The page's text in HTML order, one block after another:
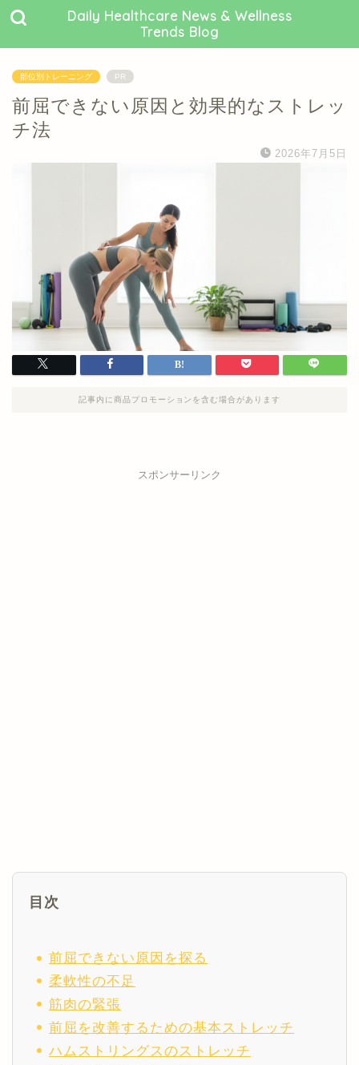
Daily Healthcare News & Wellness
Trends Blog
部位別トレーニング PR
前屈できない原因と効果的なストレッ
チ法
2026年7月5日
記事内に商品プロモーションを含む場合があります
スポンサーリンク
目次
前屈できない原因を探る
柔軟性の不足
筋肉の緊張
前屈を改善するための基本ストレッチ
ハムストリングスのストレッチ